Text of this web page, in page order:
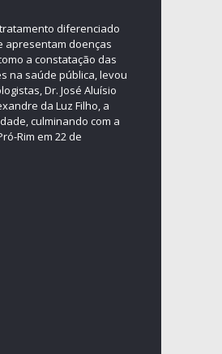
diferenciado
apresentam doenças
a constatação das
na saúde pública, levou
Dr. José Aluísio
da Luz Filho, a
culminando com a
Rim em 22 de